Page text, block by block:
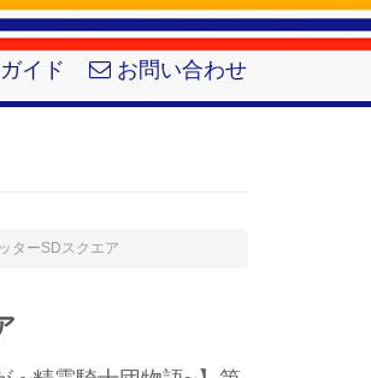
イド お問い合わせ
ターSDスクエア